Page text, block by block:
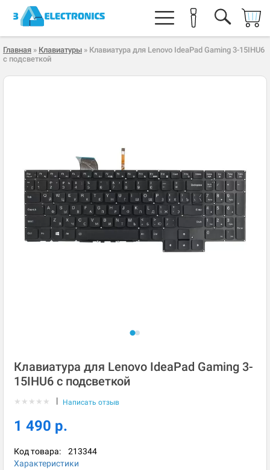
Главная » Клавиатуры » Клавиатура для Lenovo IdeaPad Gaming 3-15IHU6
с подсветкой
Клавиатура для Lenovo IdeaPad Gaming 3-
15IHU6 с подсветкой
★ ★ ★ ★ ★ | Написать отзыв
1 490 р.
Код товара: 213344
Характеристики